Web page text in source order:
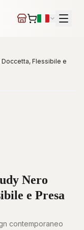
Doccetta, Flessibile e
Nero
e Presa
contemporaneo